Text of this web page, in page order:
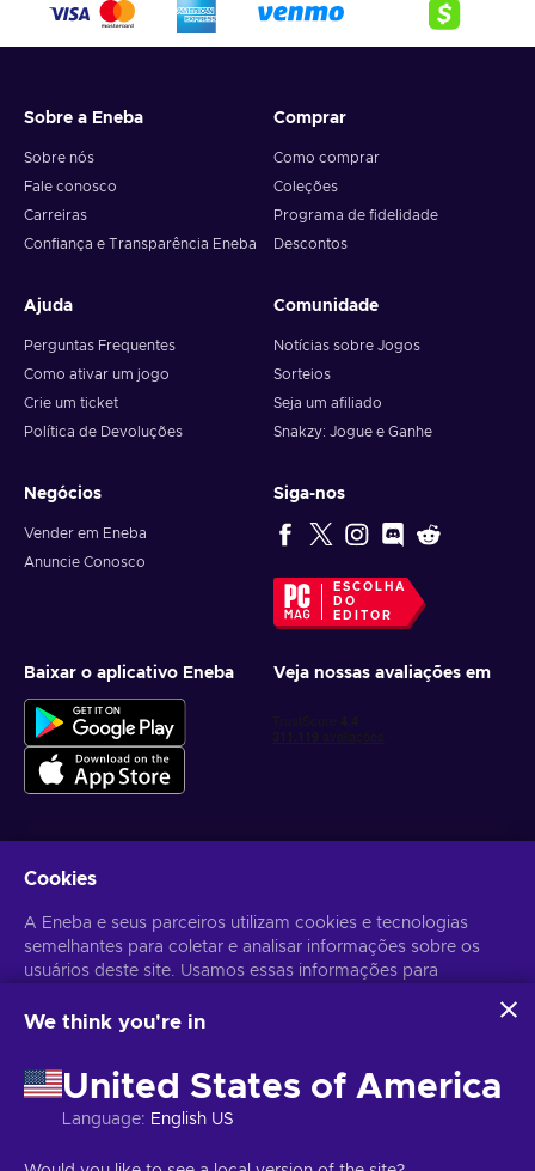
Sobre a Eneba
Sobre nós
Fale conosco
Carreiras
Confiança e Transparência Eneba
Comprar
Como comprar
Coleções
Programa de fidelidade
Descontos
Ajuda
Perguntas Frequentes
Como ativar um jogo
Crie um ticket
Política de Devoluções
Comunidade
Notícias sobre Jogos
Sorteios
Seja um afiliado
Snakzy: Jogue e Ganhe
Negócios
Vender em Eneba
Anuncie Conosco
Siga-nos
ESCOLHA
DO
EDITOR
Baixar o aplicativo Eneba Veja nossas avaliações em
Receba ofertas personalizadas de jogos
Inscrever-se
Você pode cancelar sua inscrição a qualquer momento. Acesse
Cookies
A Eneba e seus parceiros utilizam cookies e tecnologias
semelhantes para coletar e analisar informações sobre os
usuários deste site. Usamos essas informações para
Seus dados pessoais também podem ser usados para a
Ao clicar em "Aceitar todos", você concorda com o uso
dessas tecnologias pela Eneba e seus parceiros. Você pode
ajustar seu consentimento clicando em "Personalizar".
dados, consulteSegurança e Privacidade do Google
We think you're in
United States of America
Language: English US